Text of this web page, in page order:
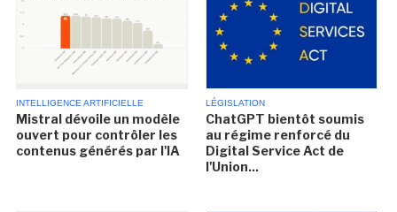
INTELLIGENCE ARTIFICIELLE
Mistral dévoile un modèle
ouvert pour contrôler les
contenus générés par l'IA
LÉGISLATION
ChatGPT bientôt soumis
au régime renforcé du
Digital Service Act de
l'Union...